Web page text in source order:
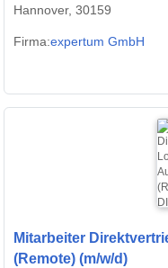
Hannover, 30159
Firma:expertum GmbH
Mitarbeiter
(Remote) (m/w/d)